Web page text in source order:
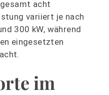
acht
variiert je nach
300 kW, während
eingesetzten
im